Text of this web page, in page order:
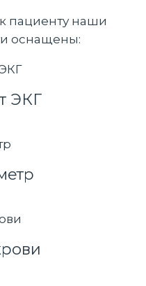
пациенту наши
оснащены:
ЭКГ